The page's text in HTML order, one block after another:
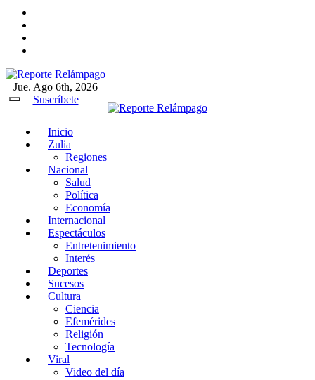
Reporte Relámpago
Claridad y rigor en cada noticia
Jue. Ago 6th, 2026
Suscríbete
Inicio
Zulia
Regiones
Nacional
Salud
Política
Economía
Internacional
Espectáculos
Entretenimiento
Interés
Deportes
Sucesos
Cultura
Ciencia
Efemérides
Religión
Tecnología
Viral
Video del día